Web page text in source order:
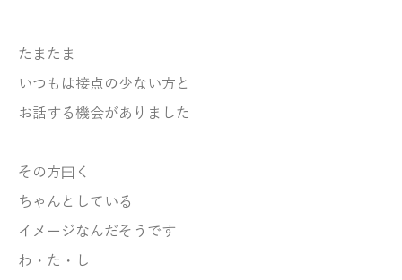
たまたま
いつもは接点の少ない方と
お話する機会がありました
その方曰く
ちゃんとしている
イメージなんだそうです
わ・た・し